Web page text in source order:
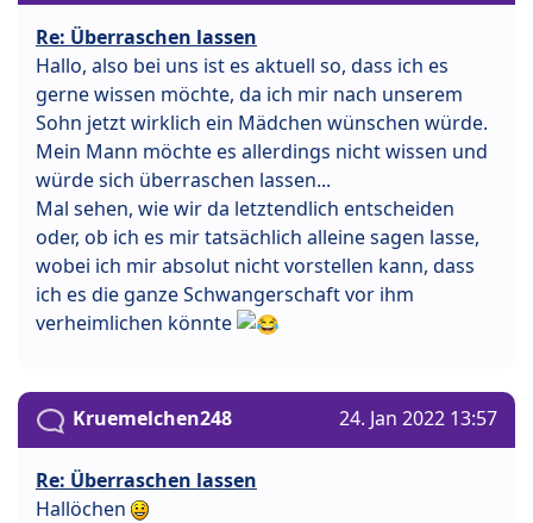
Re: Überraschen lassen
Hallo, also bei uns ist es aktuell so, dass ich es
gerne wissen möchte, da ich mir nach unserem
Sohn jetzt wirklich ein Mädchen wünschen würde.
Mein Mann möchte es allerdings nicht wissen und
würde sich überraschen lassen...
Mal sehen, wie wir da letztendlich entscheiden
oder, ob ich es mir tatsächlich alleine sagen lasse,
wobei ich mir absolut nicht vorstellen kann, dass
ich es die ganze Schwangerschaft vor ihm
verheimlichen könnte
Kruemelchen248 24. Jan 2022 13:57
Re: Überraschen lassen
Hallöchen